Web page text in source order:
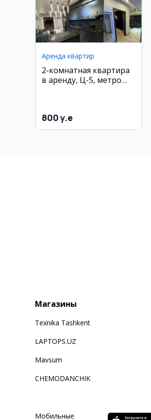
Аренда квартир
2-комнатная квартира
в аренду, Ц-5, метро
800 y.e
Магазины
Texnika Tashkent
LAPTOPS.UZ
Mavsum
CHEMODANCHIK
Мобильные